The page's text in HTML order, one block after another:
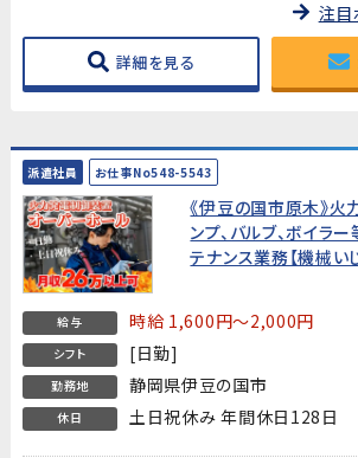
注目
詳細を見る
派遣社員 お仕事No548-5543
《伊豆の国市原木》火
ンプ、バルブ、ボイラ
テナンス業務【機械
給与 時給 1,600円～2,000円
シフト [日勤]
勤務地 静岡県伊豆の国市
休日 土日祝休み 年間休日128日